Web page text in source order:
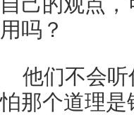
用吗？
他们不会
怕那个道理